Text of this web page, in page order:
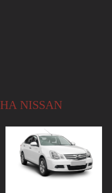
НА NISSAN